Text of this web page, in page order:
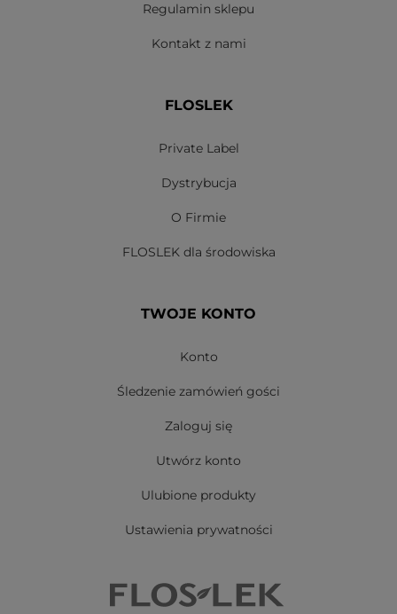
Regulamin sklepu
Kontakt z nami
FLOSLEK
Private Label
Dystrybucja
O Firmie
FLOSLEK dla środowiska
TWOJE KONTO
Konto
Śledzenie zamówień gości
Zaloguj się
Utwórz konto
Ulubione produkty
Ustawienia prywatności